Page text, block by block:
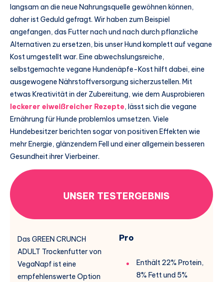
langsam an die neue Nahrungsquelle gewöhnen können,
daher ist Geduld gefragt. Wir haben zum Beispiel
angefangen, das Futter nach und nach durch pflanzliche
Alternativen zu ersetzen, bis unser Hund komplett auf vegane
Kost umgestellt war. Eine abwechslungsreiche,
selbstgemachte vegane Hundenäpfe-Kost hilft dabei, eine
ausgewogene Nährstoffversorgung sicherzustellen. Mit
etwas Kreativität in der Zubereitung, wie dem Ausprobieren
leckerer eiweißreicher Rezepte, lässt sich die vegane
Ernährung für Hunde problemlos umsetzen. Viele
Hundebesitzer berichten sogar von positiven Effekten wie
mehr Energie, glänzendem Fell und einer allgemein besseren
Gesundheit ihrer Vierbeiner.
UNSER TESTERGEBNIS
Das GREEN CRUNCH
ADULT Trockenfutter von
VegaNapf ist eine
empfehlenswerte Option
Pro
Enthält 22% Protein,
8% Fett und 5%